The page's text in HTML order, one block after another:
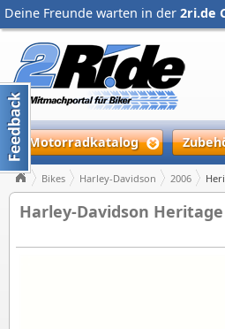
Deine Freunde warten in der 2ri.de
Motorradkatalog
Bikes Harley-Davidson 2006
Harley-Davidson Heritage